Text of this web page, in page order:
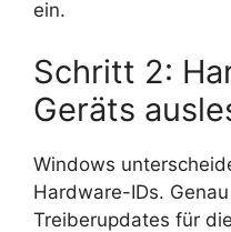
ein.
Schritt 2:
Geräts
Windows
Hardware-IDs.
Treiberupdates für